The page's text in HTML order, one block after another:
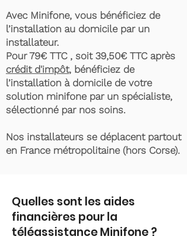
Avec Minifone, vous bénéficiez de
l’installation au domicile par un
installateur.
Pour 79€ TTC , soit 39,50€ TTC après
crédit d'impôt, bénéficiez de
l’installation à domicile de votre
solution minifone par un spécialiste,
sélectionné par nos soins.
Nos installateurs se déplacent partout
en France métropolitaine (hors Corse).
Quelles sont les aides
financières pour la
téléassistance Minifone ?